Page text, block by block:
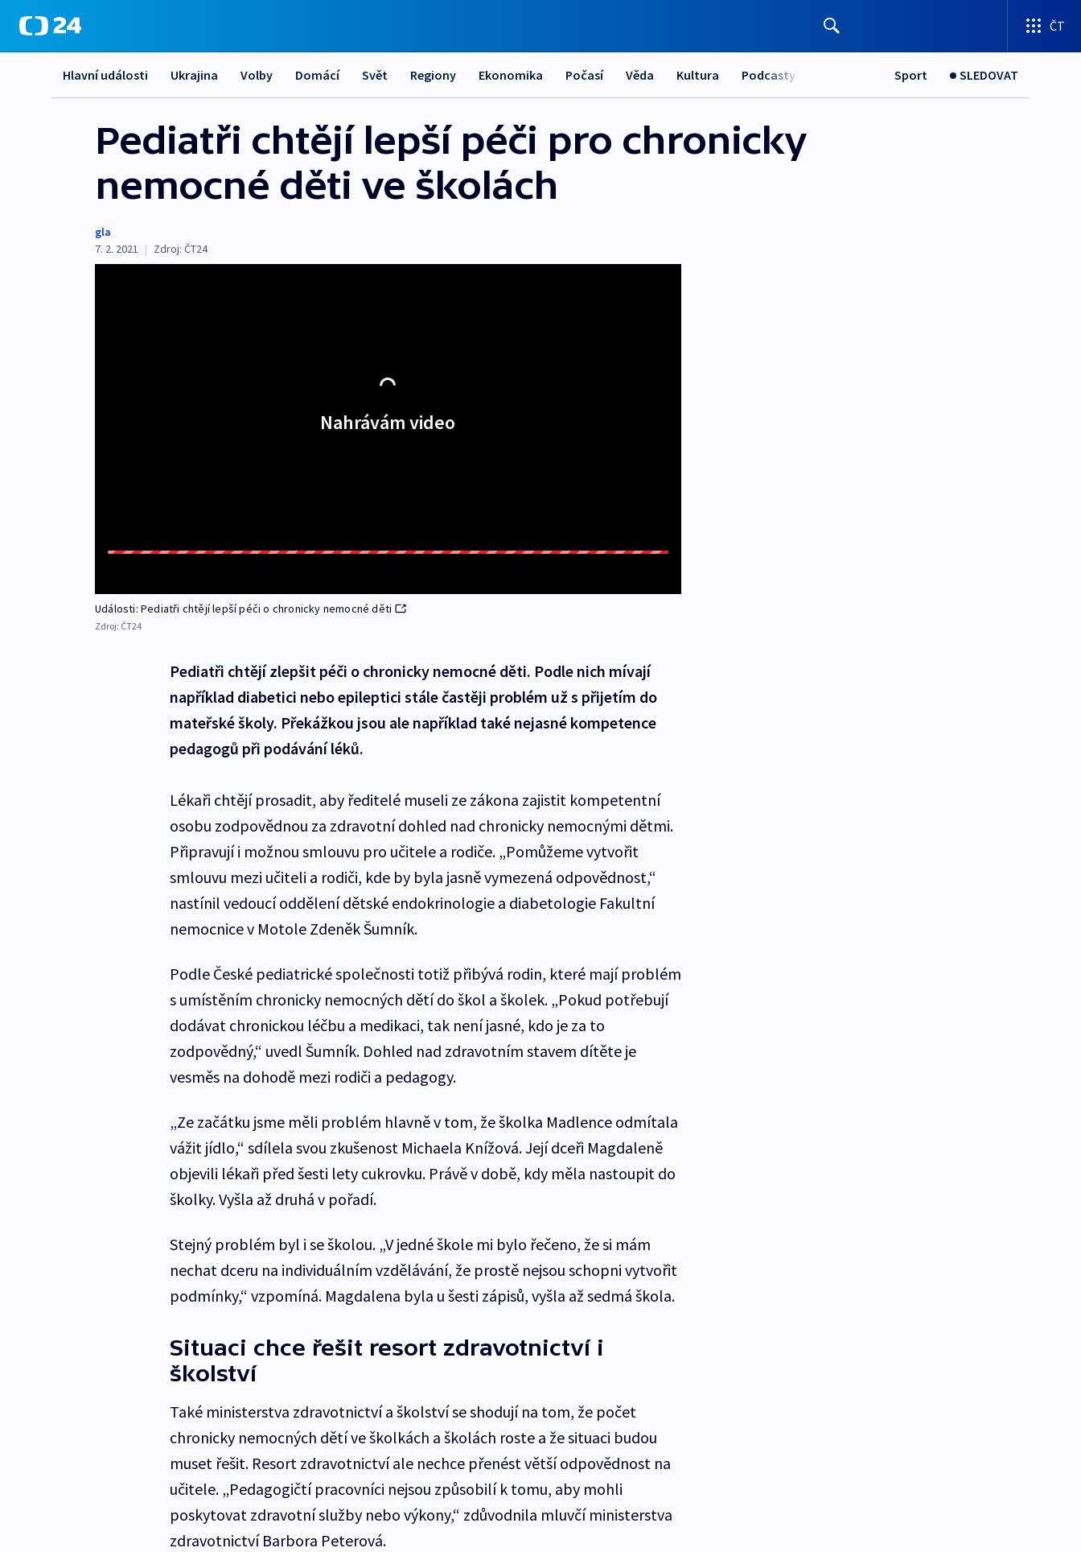
ČT
Hlavní události Ukrajina Volby Domácí Svět Regiony Ekonomika Počasí Věda Kultura Podcasty Sport SLEDOVAT
Pediatři chtějí lepší péči pro chronicky
nemocné děti ve školách
gla
7. 2. 2021 | Zdroj: ČT24
Nahrávám video
Události: Pediatři chtějí lepší péči o chronicky nemocné děti
Zdroj: ČT24
Pediatři chtějí zlepšit péči o chronicky nemocné děti. Podle nich mívají
například diabetici nebo epileptici stále častěji problém už s přijetím do
mateřské školy. Překážkou jsou ale například také nejasné kompetence
pedagogů při podávání léků.
Lékaři chtějí prosadit, aby ředitelé museli ze zákona zajistit kompetentní
osobu zodpovědnou za zdravotní dohled nad chronicky nemocnými dětmi.
Připravují i možnou smlouvu pro učitele a rodiče. „Pomůžeme vytvořit
smlouvu mezi učiteli a rodiči, kde by byla jasně vymezená odpovědnost,“
nastínil vedoucí oddělení dětské endokrinologie a diabetologie Fakultní
nemocnice v Motole Zdeněk Šumník.
Podle České pediatrické společnosti totiž přibývá rodin, které mají problém
s umístěním chronicky nemocných dětí do škol a školek. „Pokud potřebují
dodávat chronickou léčbu a medikaci, tak není jasné, kdo je za to
zodpovědný,“ uvedl Šumník. Dohled nad zdravotním stavem dítěte je
vesměs na dohodě mezi rodiči a pedagogy.
„Ze začátku jsme měli problém hlavně v tom, že školka Madlence odmítala
vážit jídlo,“ sdílela svou zkušenost Michaela Knížová. Její dceři Magdaleně
objevili lékaři před šesti lety cukrovku. Právě v době, kdy měla nastoupit do
školky. Vyšla až druhá v pořadí.
Stejný problém byl i se školou. „V jedné škole mi bylo řečeno, že si mám
nechat dceru na individuálním vzdělávání, že prostě nejsou schopni vytvořit
podmínky,“ vzpomíná. Magdalena byla u šesti zápisů, vyšla až sedmá škola.
Situaci chce řešit resort zdravotnictví i
školství
Také ministerstva zdravotnictví a školství se shodují na tom, že počet
chronicky nemocných dětí ve školkách a školách roste a že situaci budou
muset řešit. Resort zdravotnictví ale nechce přenést větší odpovědnost na
učitele. „Pedagogičtí pracovníci nejsou způsobilí k tomu, aby mohli
poskytovat zdravotní služby nebo výkony,“ zdůvodnila mluvčí ministerstva
zdravotnictví Barbora Peterová.